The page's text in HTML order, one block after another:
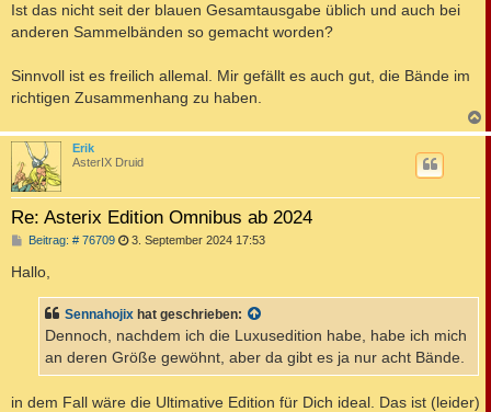
Ist das nicht seit der blauen Gesamtausgabe üblich und auch bei
anderen Sammelbänden so gemacht worden?
Sinnvoll ist es freilich allemal. Mir gefällt es auch gut, die Bände im
richtigen Zusammenhang zu haben.
a
Erik
AsterIX Druid
Re: Asterix Edition Omnibus ab 2024
Beitrag: # 76709B
r
a
g
3. September 2024 17:53
Hallo,
Sennahojix hat geschrieben:
Dennoch, nachdem ich die Luxusedition habe, habe ich mich
an deren Größe gewöhnt, aber da gibt es ja nur acht Bände.
in dem Fall wäre die Ultimative Edition für Dich ideal. Das ist (leider)